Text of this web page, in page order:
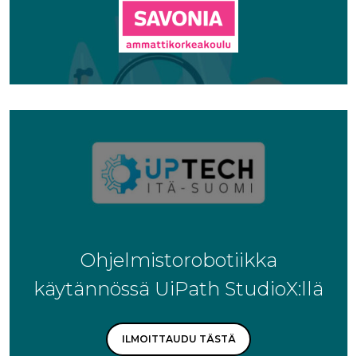
Ohjelmistorobotiikka
käytännössä UiPath StudioX:llä
ILMOITTAUDU TÄSTÄ